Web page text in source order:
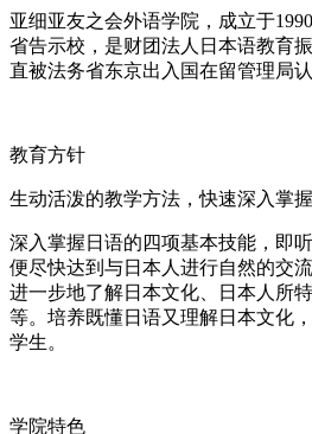
亚细亚友之会外语学院，成立于
省告示校，是财团法人日本语教育
直被法务省东京出入国在留管理局
教育方针
生动活泼的教学方法，快速深入掌
深入掌握日语的四项基本技能，即
便尽快达到与日本人进行自然的交
进一步地了解日本文化、日本人所
等。培养既懂日语又理解日本文化
学生。
学院特色